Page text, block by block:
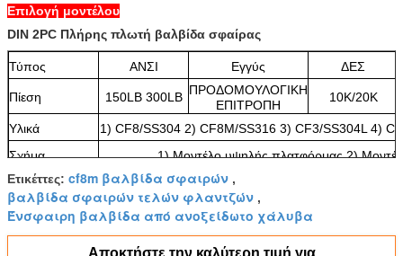
Επιλογή μοντέλου
DIN 2PC Πλήρης πλωτή βαλβίδα σφαίρας
Τύπος ΑΝΣΙ Εγγύς ΔΕΣ
Πίεση 150LB 300LB ΠΡΟΔΟΜΟΥΛΟΓΙΚΗ
ΕΠΙΤΡΟΠΗ
10K/20K
Υλικά
1) CF8/SS304 2) CF8M/SS316 3) CF3/SS304L 4)
Σχήμα
1) Μοντέλο υψηλής πλατφόρμας 2)
Ετικέττες: cf8m βαλβίδα σφαιρών ,
βαλβίδα σφαιρών τελών φλαντζών ,
Ένσφαιρη βαλβίδα από ανοξείδωτο χάλυβα
Αποκτήστε την καλύτερη τιμή για